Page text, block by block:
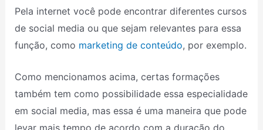
Pela internet você pode encontrar diferentes cursos
de social media ou que sejam relevantes para essa
função, como marketing de conteúdo, por exemplo.
Como mencionamos acima, certas formações
também tem como possibilidade essa especialidade
em social media, mas essa é uma maneira que pode